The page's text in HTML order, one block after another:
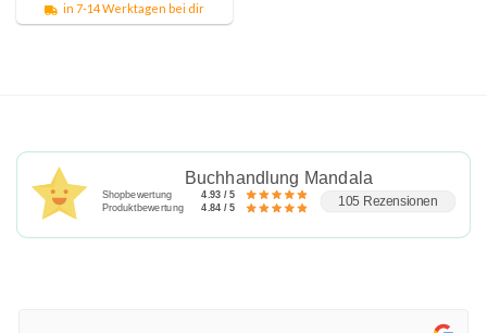
in 7-14 Werktagen bei dir
Buchhandlung Mandala
Shopbewertung
4.93 / 5
Produktbewertung
4.84 / 5 105 Rezensionen